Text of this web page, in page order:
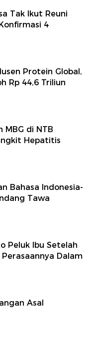
Tak Ikut Reuni
4
Protein Global,
Rp 44,6 Triliun
MBG di NTB
Hepatitis
Bahasa Indonesia-
Tawa
Peluk Ibu Setelah
Dalam
Asal